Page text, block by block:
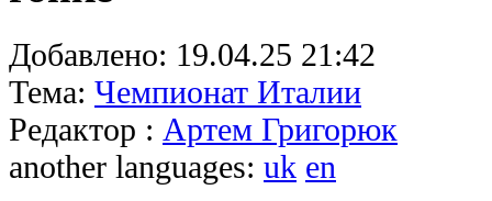
Добавлено: 19.04.25 21:42
Тема: Чемпионат Италии
Редактор : Артем Григорюк
another languages: uk en